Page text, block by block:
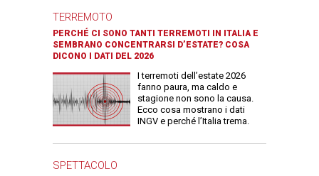
TERREMOTO
PERCHÉ CI SONO TANTI TERREMOTI IN ITALIA E
SEMBRANO CONCENTRARSI D’ESTATE? COSA
DICONO I DATI DEL 2026
I terremoti dell’estate 2026
fanno paura, ma caldo e
stagione non sono la causa.
Ecco cosa mostrano i dati
INGV e perché l’Italia trema.
SPETTACOLO